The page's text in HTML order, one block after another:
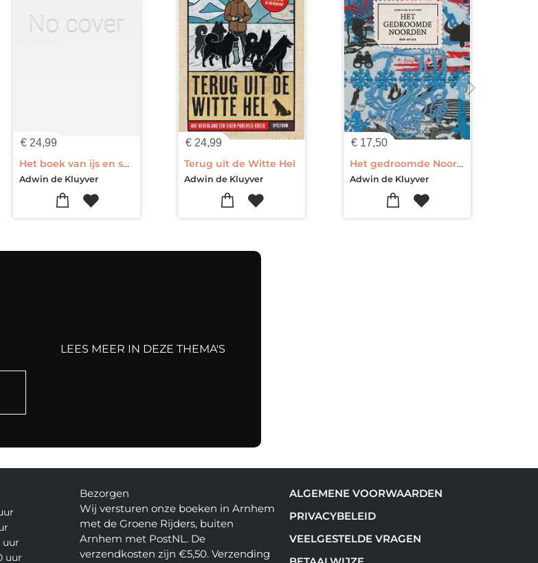
€24,99
Het boek van ijs en sneeuw
Adwin de Kluyver
€ 24,99
Terug uit de Witte Hel
Adwin de Kluyver
€ 17,50
Het gedroomde Noorden
Adwin de Kluyver
LEES MEER IN DEZE THEMA'S
uur
uur
Bezorgen
Wij versturen onze boeken in Arnhem
met de Groene Rijders, buiten
Arnhem met PostNL. De
verzendkosten zijn €5,50. Verzending
ALGEMENE VOORWAARDEN
PRIVACYBELEID
VEELGESTELDE VRAGEN